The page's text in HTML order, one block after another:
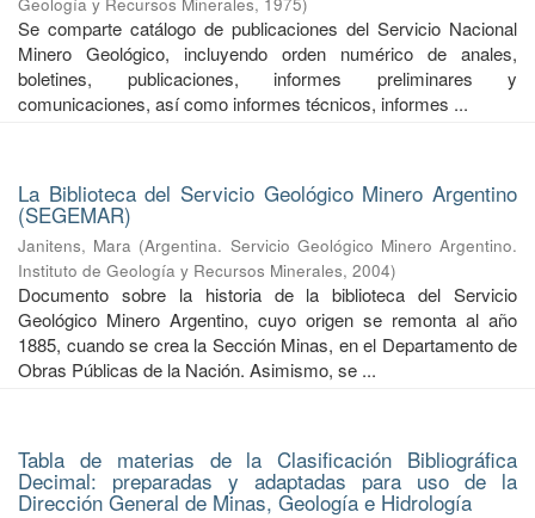
Se comparte catálogo de publicaciones del Servicio Nacional
Minero Geológico, incluyendo orden numérico de anales,
boletines, publicaciones, informes preliminares y
comunicaciones, así como informes técnicos, informes ...
La Biblioteca del Servicio Geológico Minero Argentino
(SEGEMAR)
Janitens, Mara (Argentina. Servicio Geológico Minero Argentino.
Instituto de Geología y Recursos Minerales, 2004)
Documento sobre la historia de la biblioteca del Servicio
Geológico Minero Argentino, cuyo origen se remonta al año
1885, cuando se crea la Sección Minas, en el Departamento de
Obras Públicas de la Nación. Asimismo, se ...
Tabla de materias de la Clasificación Bibliográfica
Decimal: preparadas y adaptadas para uso de la
Dirección General de Minas, Geología e Hidrología